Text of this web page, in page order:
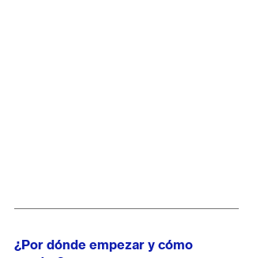
¿Por dónde empezar y cómo